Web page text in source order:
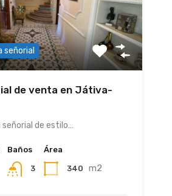
señorial
de venta en Játiva-
señorial de estilo…
Baños
3
Área
340 m2